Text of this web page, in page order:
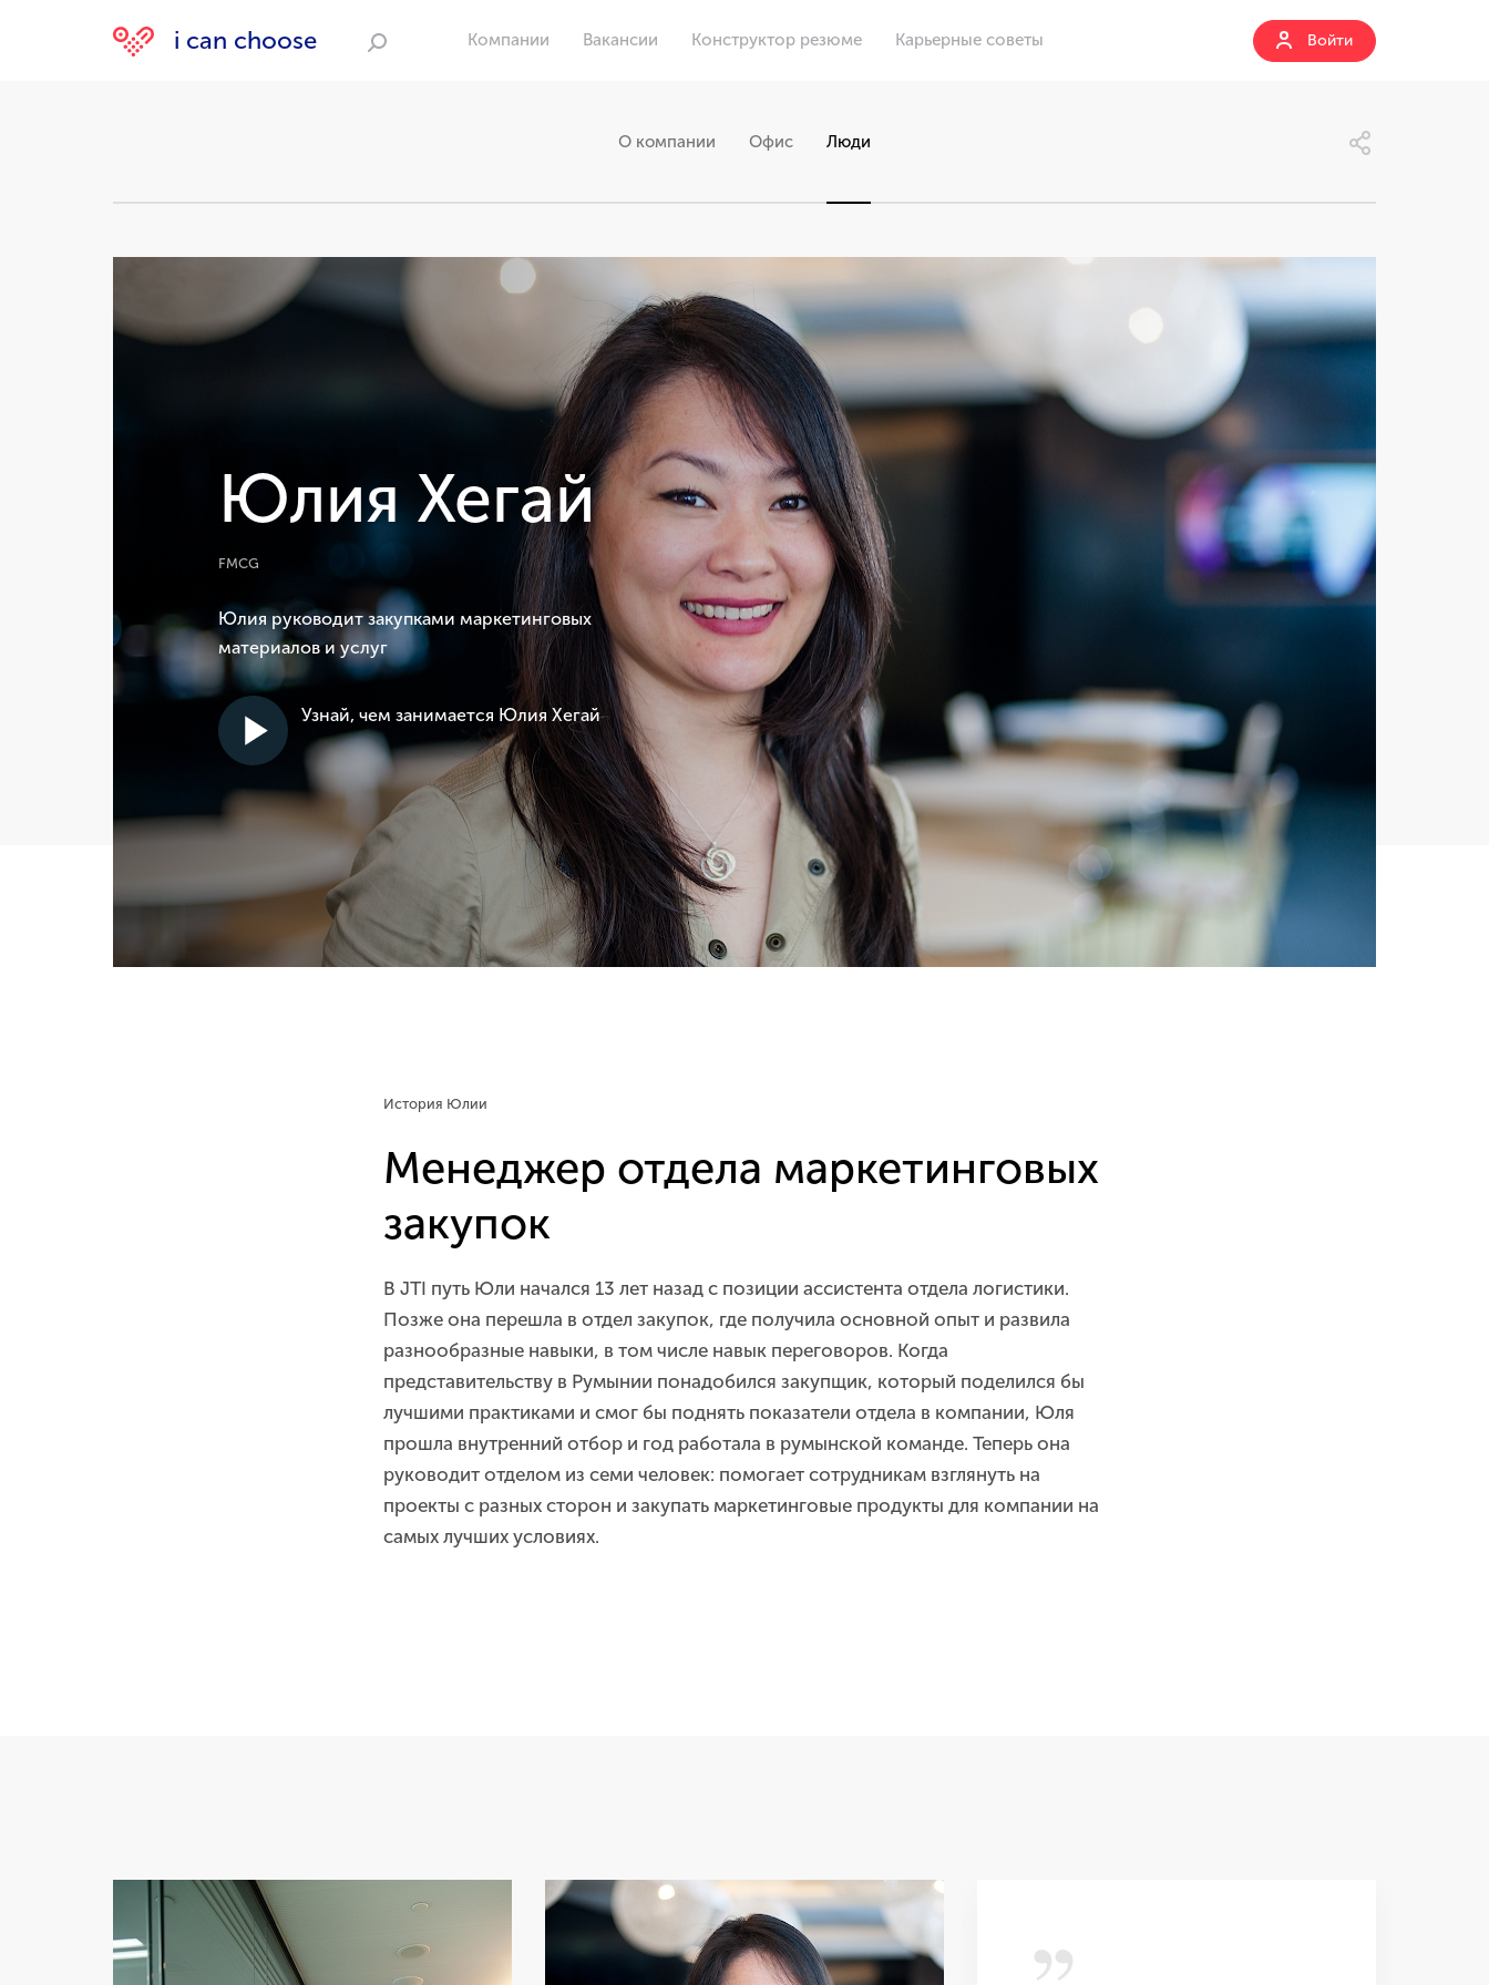
i can choose Компании Вакансии Конструктор резюме Карьерные советы Войти
О компании Офис Люди
Юлия Хегай
FMCG
Юлия руководит закупками маркетинговых
материалов и услуг
Узнай, чем занимается Юлия Хегай
История Юлии
Менеджер отдела маркетинговых
закупок
В JTI путь Юли начался 13 лет назад с позиции ассистента отдела логистики.
Позже она перешла в отдел закупок, где получила основной опыт и развила
разнообразные навыки, в том числе навык переговоров. Когда
представительству в Румынии понадобился закупщик, который поделился бы
лучшими практиками и смог бы поднять показатели отдела в компании, Юля
прошла внутренний отбор и год работала в румынской команде. Теперь она
руководит отделом из семи человек: помогает сотрудникам взглянуть на
проекты с разных сторон и закупать маркетинговые продукты для компании на
самых лучших условиях.
,, ,,